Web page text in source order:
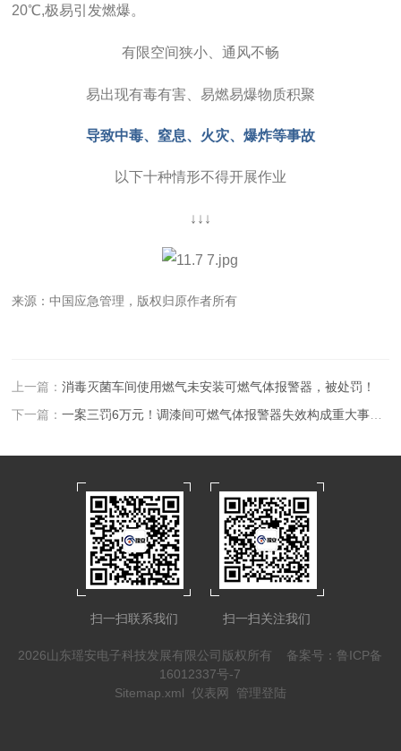
20℃,极易引发燃爆。
有限空间狭小、通风不畅
易出现有毒有害、易燃易爆物质积聚
导致中毒、窒息、火灾、爆炸等事故
以下十种情形不得开展作业
↓↓↓
来源：中国应急管理，版权归原作者所有
上一篇：消毒灭菌车间使用燃气未安装可燃气体报警器，被处罚！
下一篇：一案三罚6万元！调漆间可燃气体报警器失效构成重大事故隐患！
扫一扫联系我们 扫一扫关注我们
2026山东瑶安电子科技发展有限公司版权所有 备案号：鲁ICP备
16012337号-7
Sitemap.xml
仪表网 管理登陆